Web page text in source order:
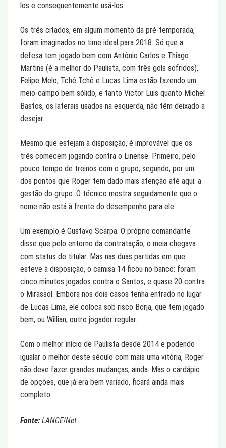
los e consequentemente usá-los.
Os três citados, em algum momento da pré-temporada,
foram imaginados no time ideal para 2018. Só que a
defesa tem jogado bem com Antônio Carlos e Thiago
Martins (é a melhor do Paulista, com três gols sofridos),
Felipe Melo, Tchê Tchê e Lucas Lima estão fazendo um
meio-campo bem sólido, e tanto Victor Luis quanto Michel
Bastos, os laterais usados na esquerda, não têm deixado a
desejar.
Mesmo que estejam à disposição, é improvável que os
três comecem jogando contra o Linense. Primeiro, pelo
pouco tempo de treinos com o grupo; segundo, por um
dos pontos que Roger tem dado mais atenção até aqui: a
gestão do grupo. O técnico mostra seguidamente que o
nome não está à frente do desempenho para ele.
Um exemplo é Gustavo Scarpa. O próprio comandante
disse que pelo entorno da contratação, o meia chegava
com status de titular. Mas nas duas partidas em que
esteve à disposição, o camisa 14 ficou no banco: foram
cinco minutos jogados contra o Santos, e quase 20 contra
o Mirassol. Embora nos dois casos tenha entrado no lugar
de Lucas Lima, ele coloca sob risco Borja, que tem jogado
bem, ou Willian, outro jogador regular.
Com o melhor início de Paulista desde 2014 e podendo
igualar o melhor deste século com mais uma vitória, Roger
não deve fazer grandes mudanças, ainda. Mas o cardápio
de opções, que já era bem variado, ficará ainda mais
completo.
Fonte: LANCE!Net